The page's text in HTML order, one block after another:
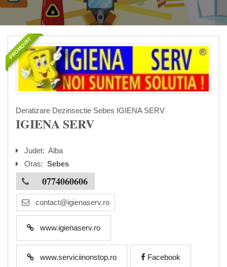
PROMOVAT
Deratizare Dezinsectie Sebes IGIENA SERV
IGIENA SERV
Judet: Alba
Oras: Sebes
0774060606
contact@igienaserv.ro
www.igienaserv.ro
www.serviciinonstop.ro Facebook